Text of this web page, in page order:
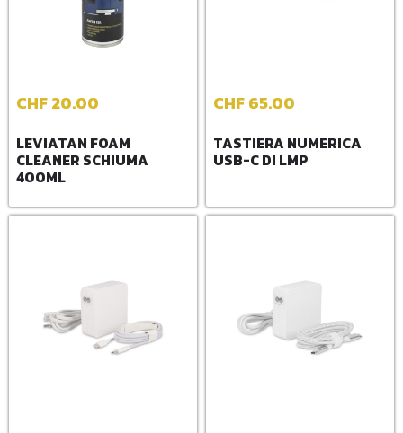
LEVIATAN FOAM
CLEANER SCHIUMA
400ML
CHF20.00
TASTIERA NUMERICA
USB-C DI LMP
CHF65.00